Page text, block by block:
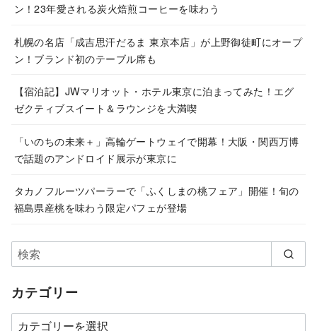
ン！23年愛される炭火焙煎コーヒーを味わう
札幌の名店「成吉思汗だるま 東京本店」が上野御徒町にオープ
ン！ブランド初のテーブル席も
【宿泊記】JWマリオット・ホテル東京に泊まってみた！エグ
ゼクティブスイート＆ラウンジを大満喫
「いのちの未来＋」高輪ゲートウェイで開幕！大阪・関西万博
で話題のアンドロイド展示が東京に
タカノフルーツパーラーで「ふくしまの桃フェア」開催！旬の
福島県産桃を味わう限定パフェが登場
カテゴリー
カ